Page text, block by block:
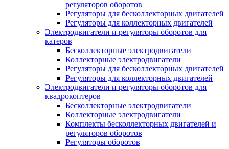
регуляторов оборотов
Регуляторы для бесколлекторных двигателей
Регуляторы для коллекторных двигателей
Электродвигатели и регуляторы оборотов для
катеров
Бесколлекторные электродвигатели
Коллекторные электродвигатели
Регуляторы для бесколлекторных двигателей
Регуляторы для коллекторных двигателей
Электродвигатели и регуляторы оборотов для
квадрокоптеров
Бесколлекторные электродвигатели
Коллекторные электродвигатели
Комплекты бесколлекторных двигателей и
регуляторов оборотов
Регуляторы оборотов